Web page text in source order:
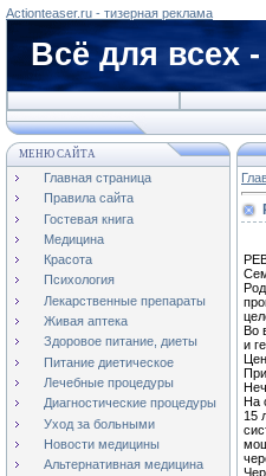
Actionteaser.ru - тизерная реклама
Всё для всех
МЕНЮ САЙТА
Главная страница
Правила сайта
Гостевая книга
Медицина
Красота
Психология
Лекарственные препараты
Живая аптека
Здоровое питание, диеты
Питание диетическое
Лечебные процедуры
Диагностические процедуры
Уход за больными
Новости медицины
Альтернативная медицина
Во
и
На
15